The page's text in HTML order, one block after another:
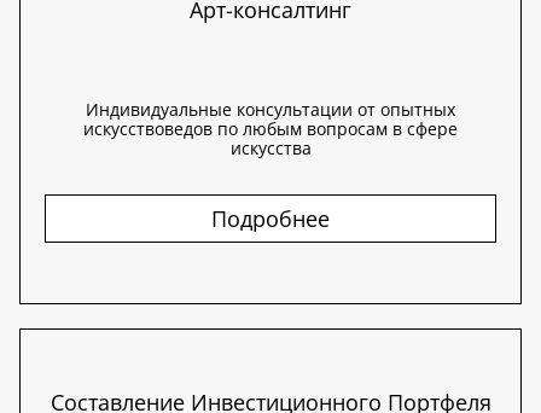
Арт-консалтинг
Индивидуальные консультации от опытных
искусствоведов по любым вопросам в сфере
искусства
Подробнее
Составление Инвестиционного Портфеля